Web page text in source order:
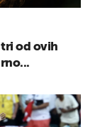
od ovih